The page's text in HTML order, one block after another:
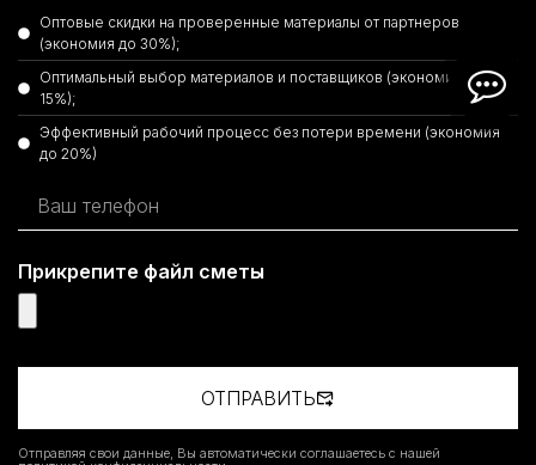
Оптовые скидки на проверенные материалы от партнеров
(экономия до 30%);
Оптимальный выбор материалов и поставщиков (экономия до
15%);
Эффективный рабочий процесс без потери времени (экономия
до 20%)
Прикрепите файл сметы
ОТПРАВИТЬ
Отправляя свои данные, Вы автоматически соглашаетесь с нашей